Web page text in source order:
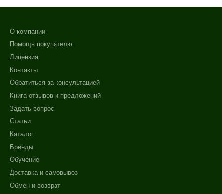
О компании
Помощь покупателю
Лицензия
Контакты
Обратиться за консультацией
Книга отзывов и предложений
Задать вопрос
Статьи
Каталог
Бренды
Обучение
Доставка и самовывоз
Обмен и возврат